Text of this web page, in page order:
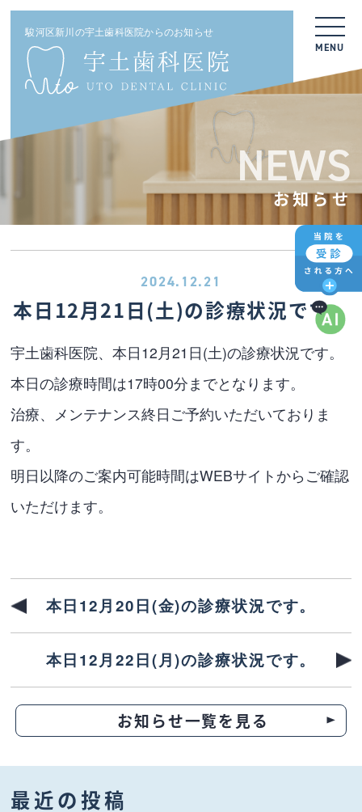
駿河区新川の宇土歯科医院からのお知らせ
MENU
NEWS
お知らせ
2024.12.21
本日12月21日(土)の診療状況です。
宇土歯科医院、本日12月21日(土)の診療状況です。
本日の診療時間は17時00分までとなります。
治療、メンテナンス終日ご予約いただいておりま
す。
明日以降のご案内可能時間はWEBサイトからご確認
いただけます。
本日12月20日(金)の診療状況です。
本日12月22日(月)の診療状況です。
お知らせ一覧を見る
最近の投稿